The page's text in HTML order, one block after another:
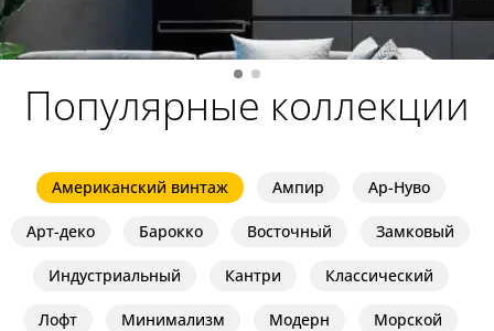
Популярные коллекции
Американский винтаж Ампир Ар-Нуво
Арт-деко Барокко Восточный Замковый
Индустриальный Кантри Классический
Лофт Минимализм Модерн Морской